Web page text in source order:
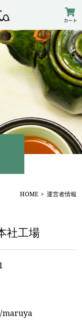
HOME 運営者情報
社工場
maruya